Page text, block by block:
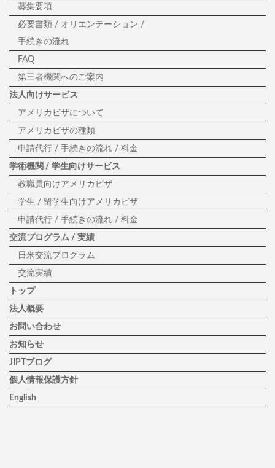
募集要項
必要書類 / オリエンテーション /
手続きの流れ
FAQ
第三者機関へのご案内
法人向けサービス
アメリカビザについて
アメリカビザの種類
申請代行 / 手続きの流れ / 料金
学術機関 / 学生向けサービス
教職員向けアメリカビザ
学生 / 留学生向けアメリカビザ
申請代行 / 手続きの流れ / 料金
交流プログラム / 実績
日米交流プログラム
交流実績
トップ
法人概要
お問い合わせ
お知らせ
JIPTブログ
個人情報保護方針
English